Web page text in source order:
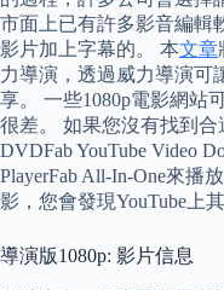
市面上已有許多影音編輯
影片加上字幕的。 本文章
力導演，透過威力導演可
享。 一些1080p電影網站
很差。 如果您沒有找到
DVDFab YouTube Video
PlayerFab All-In-One來播
影，您會發現YouTube上
導演版1080p: 影片信息